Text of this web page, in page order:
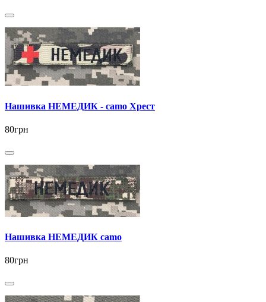
Нашивка НЕМЕДИК - camo Хрест
80грн
Нашивка НЕМЕДИК camo
80грн